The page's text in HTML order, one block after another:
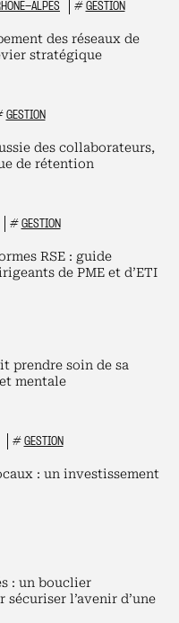
ALPES # GESTION
des réseaux de
stratégique
GESTION
des collaborateurs,
de rétention
# GESTION
RSE : guide
de PME et d’ETI
prendre soin de sa
mentale
# GESTION
: un investissement
: un bouclier
l’avenir d’une